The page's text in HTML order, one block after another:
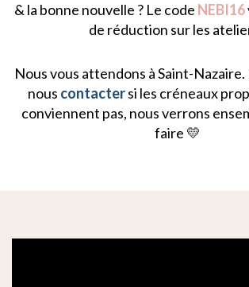
& la bonne nouvelle ? Le code NEBI16
de réduction sur les
Nous vous attendons à Saint-Nazaire.
nous contactersi les créneaux
conviennent pas, nous verrons
faire 💛